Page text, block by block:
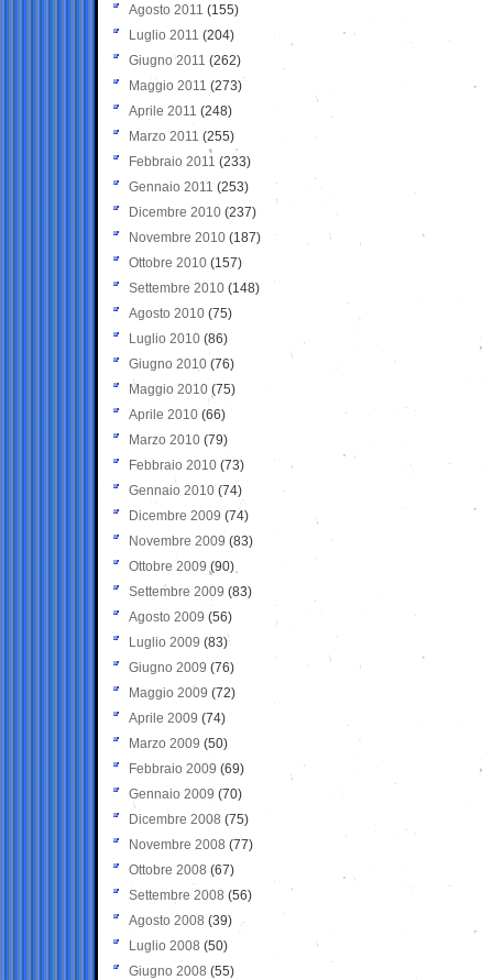
Agosto 2011 (155)
Luglio 2011 (204)
Giugno 2011 (262)
Maggio 2011 (273)
Aprile 2011 (248)
Marzo 2011 (255)
Febbraio 2011 (233)
Gennaio 2011 (253)
Dicembre 2010 (237)
Novembre 2010 (187)
Ottobre 2010 (157)
Settembre 2010 (148)
Agosto 2010 (75)
Luglio 2010 (86)
Giugno 2010 (76)
Maggio 2010 (75)
Aprile 2010 (66)
Marzo 2010 (79)
Febbraio 2010 (73)
Gennaio 2010 (74)
Dicembre 2009 (74)
Novembre 2009 (83)
Ottobre 2009 (90)
Settembre 2009 (83)
Agosto 2009 (56)
Luglio 2009 (83)
Giugno 2009 (76)
Maggio 2009 (72)
Aprile 2009 (74)
Marzo 2009 (50)
Febbraio 2009 (69)
Gennaio 2009 (70)
Dicembre 2008 (75)
Novembre 2008 (77)
Ottobre 2008 (67)
Settembre 2008 (56)
Agosto 2008 (39)
Luglio 2008 (50)
Giugno 2008 (55)